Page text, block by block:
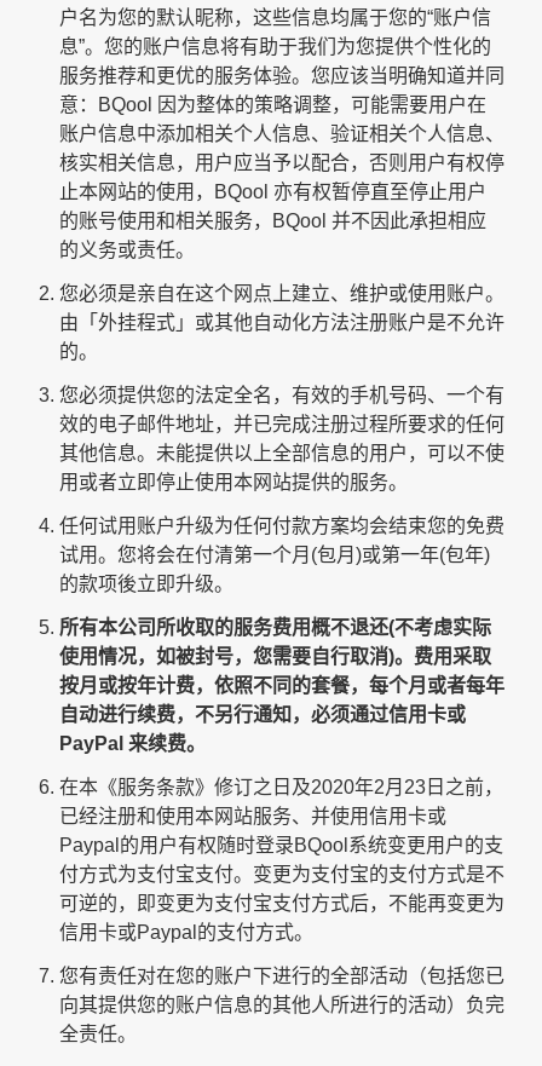
户名为您的默认昵称，这些信息均属于您的“账户信
息”。您的账户信息将有助于我们为您提供个性化的
服务推荐和更优的服务体验。您应该当明确知道并同
意：BQool 因为整体的策略调整，可能需要用户在
账户信息中添加相关个人信息、验证相关个人信息、
核实相关信息，用户应当予以配合，否则用户有权停
止本网站的使用，BQool 亦有权暂停直至停止用户
的账号使用和相关服务，BQool 并不因此承担相应
的义务或责任。
您必须是亲自在这个网点上建立、维护或使用账户。
由「外挂程式」或其他自动化方法注册账户是不允许
的。
您必须提供您的法定全名，有效的手机号码、一个有
效的电子邮件地址，并已完成注册过程所要求的任何
其他信息。未能提供以上全部信息的用户，可以不使
用或者立即停止使用本网站提供的服务。
任何试用账户升级为任何付款方案均会结束您的免费
试用。您将会在付清第一个月(包月)或第一年(包年)
的款项後立即升级。
所有本公司所收取的服务费用概不退还(不考虑实际
使用情况，如被封号，您需要自行取消)。费用采取
按月或按年计费，依照不同的套餐，每个月或者每年
自动进行续费，不另行通知，必须通过信用卡或
PayPal 来续费。
在本《服务条款》修订之日及2020年2月23日之前，
已经注册和使用本网站服务、并使用信用卡或
Paypal的用户有权随时登录BQool系统变更用户的支
付方式为支付宝支付。变更为支付宝的支付方式是不
可逆的，即变更为支付宝支付方式后，不能再变更为
信用卡或Paypal的支付方式。
您有责任对在您的账户下进行的全部活动（包括您已
向其提供您的账户信息的其他人所进行的活动）负完
全责任。